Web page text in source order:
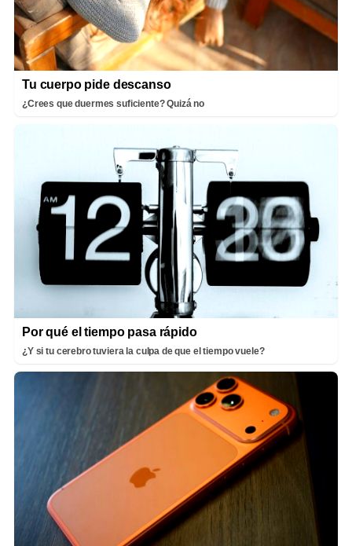
Tu cuerpo pide descanso
¿Crees que duermes suficiente? Quizá no
Por qué el tiempo pasa rápido
¿Y si tu cerebro tuviera la culpa de que el tiempo vuele?